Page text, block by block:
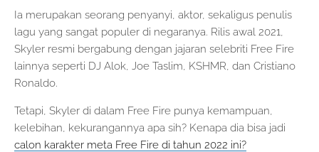
Ia merupakan seorang penyanyi, aktor, sekaligus penulis
lagu yang sangat populer di negaranya. Rilis awal 2021,
Skyler resmi bergabung dengan jajaran selebriti Free Fire
lainnya seperti DJ Alok, Joe Taslim, KSHMR, dan Cristiano
Ronaldo.
Tetapi, Skyler di dalam Free Fire punya kemampuan,
kelebihan, kekurangannya apa sih? Kenapa dia bisa jadi
calon karakter meta Free Fire di tahun 2022 ini?